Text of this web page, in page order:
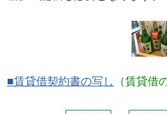
■賃貸借契約書の写し （賃貸借